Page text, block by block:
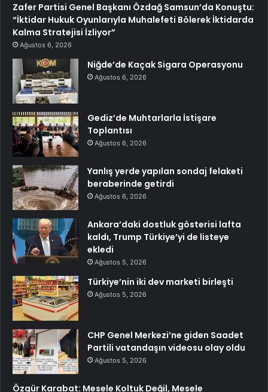
Zafer Partisi Genel Başkanı Özdağ Samsun’da Konuştu:
“İktidar Hukuk Oyunlarıyla Muhalefeti Bölerek İktidarda
Kalma Stratejisi İzliyor”
Ağustos 6, 2026
Niğde’de Kaçak Sigara Operasyonu
Ağustos 6, 2026
Gediz’de Muhtarlarla İstişare
Toplantısı
Ağustos 6, 2026
Yanlış yerde yapılan sondaj felaketi
beraberinde getirdi
Ağustos 6, 2026
Ankara’daki dostluk gösterisi lafta
kaldı, Trump Türkiye’yi de listeye
ekledi
Ağustos 5, 2026
Türkiye’nin iki dev marketi birleşti
Ağustos 5, 2026
CHP Genel Merkezi’ne giden Saadet
Partili vatandaşın videosu olay oldu
Ağustos 5, 2026
Özgür Karabat: Mesele Koltuk Değil, Mesele